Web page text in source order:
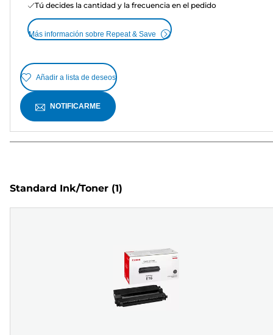
Tú decides la cantidad y la frecuencia en el pedido
Más información sobre Repeat & Save
Añadir a lista de deseos
NOTIFICARME
Standard Ink/Toner (1)